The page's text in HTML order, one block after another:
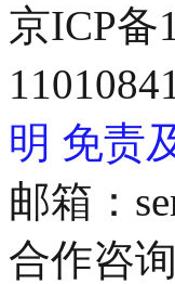
京ICP备
明 免责
邮箱：
合作咨